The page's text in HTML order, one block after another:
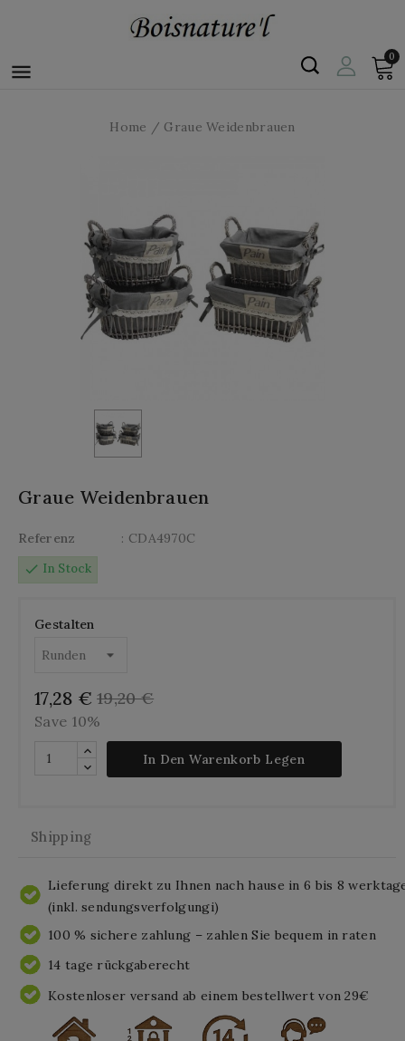

0
Home Graue Weidenbrauen
Graue Weidenbrauen
Referenz
: CDA4970C
check In Stock
Gestalten
17,28 € 19,20 €
Save 10%
In Den Warenkorb Legen
Shipping
Lieferung direkt zu Ihnen nach hause in 6 bis 8
(inkl. sendungsverfolgungi)
100 % sichere zahlung – zahlen Sie bequem in raten
14 tage rückgaberecht
Kostenloser versand ab einem bestellwert von 29€